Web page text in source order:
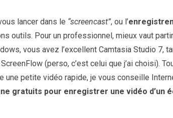
lancer dans le “screencast”, ou l’
outils. Pour un professionnel, mieux vaut
vous avez l’excellent Camtasia Studio 7,
ScreenFlow (perso, c’est celui que j’ai choisi).
une petite vidéo rapide, je vous conseille
gratuits pour enregistrer une vidéo d’un